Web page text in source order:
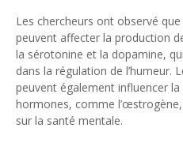
Les chercheurs ont observé
peuvent affecter la production
la sérotonine et la dopamine,
dans la régulation de l’humeur.
peuvent également influencer la
hormones, comme
sur la santé mentale.